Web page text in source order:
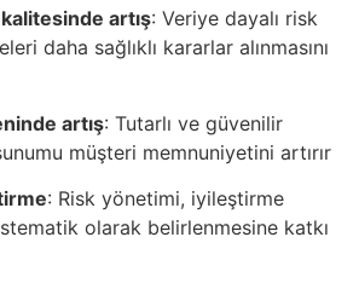
artış: Veriye dayalı risk
daha sağlıklı kararlar alınmasını
artış: Tutarlı ve güvenilir
müşteri memnuniyetini artırır
: Risk yönetimi, iyileştirme
olarak belirlenmesine katkı